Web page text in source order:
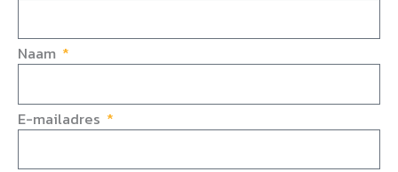
Naam
E-mailadres